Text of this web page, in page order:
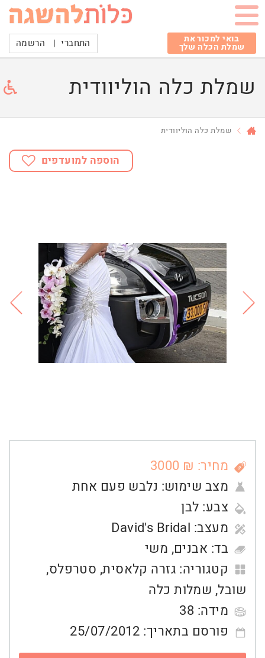
בואי למכור את
שמלת הכלה שלך התחברי | הרשמה
שמלת כלה הוליוודית
שמלת כלה הוליוודית
הוספה למועדפים
מחיר: ₪ 3000
מצב שימוש: נלבש פעם אחת
צבע: לבן
מעצב: David's Bridal
בד: אבנים, משי
קטגוריה: גזרה קלאסית, סטרפלס,
שובל, שמלות כלה
מידה: 38
פורסם בתאריך: 25/07/2012